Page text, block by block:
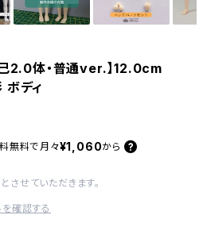
巳2.0体・普通ver.】12.0cm
ディ
無料で 月々¥1,060から
させていただきます。
確認する